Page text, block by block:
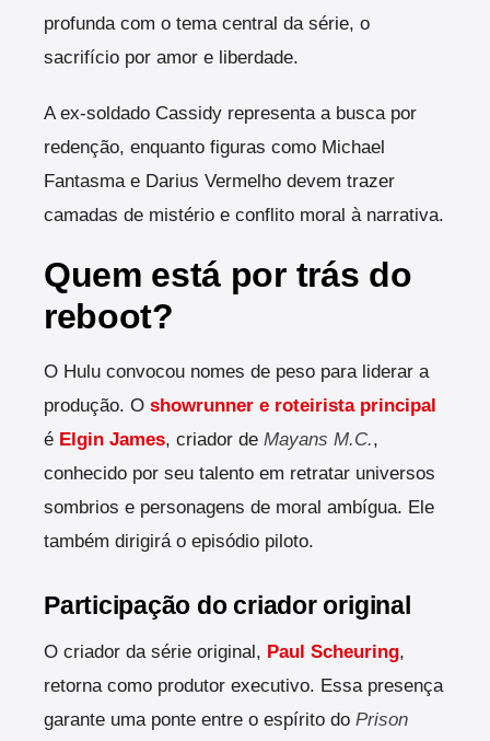
profunda com o tema central da série, o
sacrifício por amor e liberdade.
A ex-soldado Cassidy representa a busca por
redenção, enquanto figuras como Michael
Fantasma e Darius Vermelho devem trazer
camadas de mistério e conflito moral à narrativa.
Quem está por trás do
reboot?
O Hulu convocou nomes de peso para liderar a
produção. O showrunner e roteirista principal
é Elgin James, criador de Mayans M.C.,
conhecido por seu talento em retratar universos
sombrios e personagens de moral ambígua. Ele
também dirigirá o episódio piloto.
Participação do criador original
O criador da série original, Paul Scheuring,
retorna como produtor executivo. Essa presença
garante uma ponte entre o espírito do Prison